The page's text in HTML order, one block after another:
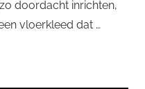
doordacht inrichten,
vloerkleed dat …